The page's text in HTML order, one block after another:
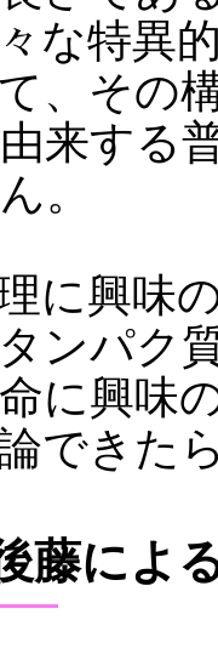
な特異
、その
来する
。
に興味
ンパク
に興味
できた
藤によ